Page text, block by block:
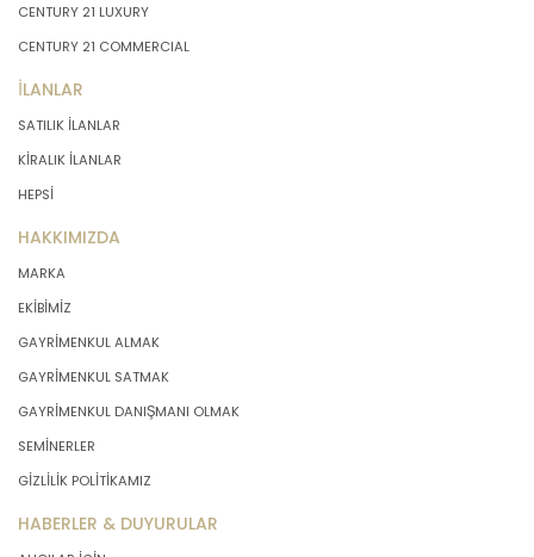
CENTURY 21 LUXURY
CENTURY 21 COMMERCIAL
İLANLAR
SATILIK İLANLAR
KİRALIK İLANLAR
HEPSİ
HAKKIMIZDA
MARKA
EKİBİMİZ
GAYRİMENKUL ALMAK
GAYRİMENKUL SATMAK
GAYRİMENKUL DANIŞMANI OLMAK
SEMİNERLER
GİZLİLİK POLİTİKAMIZ
HABERLER & DUYURULAR